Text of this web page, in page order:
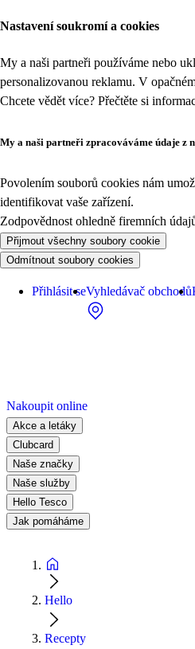
Nastavení soukromí a cookies
My a naši partneři používáme nebo
personalizovanou reklamu. V
Chcete vědět více? Přečtěte si
My a naši partneři zpracováváme údaje z
Povolením souborů cookies nám
identifikovat vaše zařízení.
Zodpovědnost ohledně firemních
Přijmout všechny soubory cookie
Odmítnout soubory cookies
Přihlásit seVyhledávač obchodů
Nakoupit online
Akce a letáky
Clubcard
Naše značky
Naše služby
Hello Tesco
Jak pomáháme
Hello
Recepty